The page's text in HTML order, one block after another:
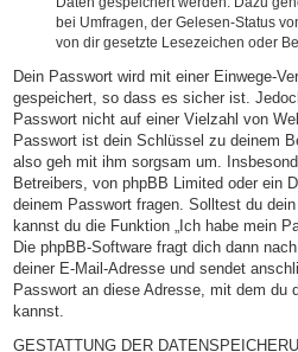
bei Umfragen, der Gelesen-Status
von dir gesetzte Lesezeichen oder
Dein Passwort wird mit einer Einwege-
gespeichert, so dass es sicher ist.
Passwort nicht auf einer Vielzahl von
Passwort ist dein Schlüssel zu deinem
also geh mit ihm sorgsam um.
Betreibers, von phpBB Limited oder ein
deinem Passwort fragen. Solltest du
kannst du die Funktion „Ich habe mein
Die phpBB-Software fragt dich dann
deiner E-Mail-Adresse und sendet
Passwort an diese Adresse, mit dem du
kannst.
GESTATTUNG DER